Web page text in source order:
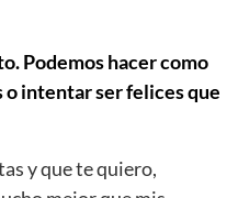
Podemos hacer como
o intentar ser felices que
y que te quiero,